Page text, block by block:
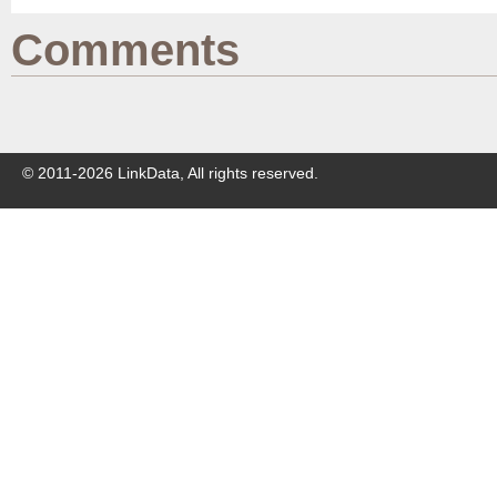
Comments
© 2011-2026 LinkData, All rights reserved.